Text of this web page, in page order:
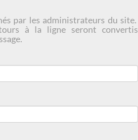
par les administrateurs du site.
à la ligne seront convertis